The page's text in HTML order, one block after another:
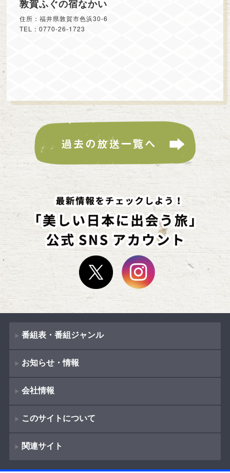
敦賀ふぐの宿なかい
住所：福井県敦賀市色浜30-6
TEL：0770-26-1723
番組表・番組ジャンル
番組表
番組ジャンル
ドラマ
映画
お知らせ・情報
新着情報
お知らせ
イベント
会社情報
会社概要
（Company Information）
このサイトについて
著作権とリンク
関連サイト